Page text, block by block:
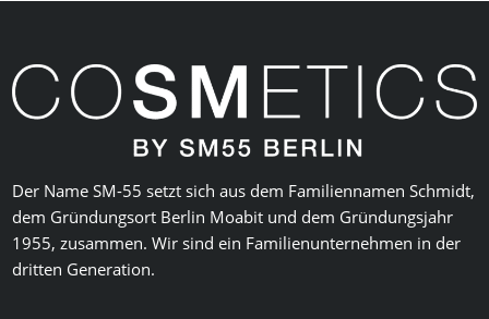
Der Name SM-55 setzt sich aus dem Familiennamen Schmidt,
dem Gründungsort Berlin Moabit und dem Gründungsjahr
1955, zusammen. Wir sind ein Familienunternehmen in der
dritten Generation.